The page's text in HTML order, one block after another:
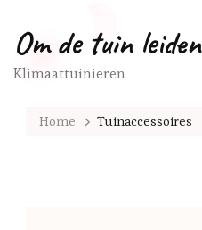
Om de tuin leiden
Klimaattuinieren
Home Tuinaccessoires